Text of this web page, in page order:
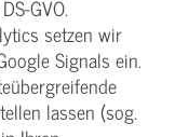
GVO.
setzen wir
Signals ein.
lassen (sog.